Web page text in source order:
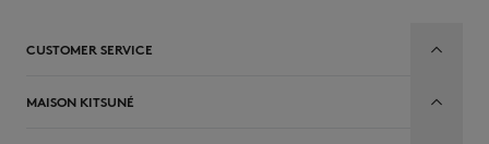
CUSTOMER SERVICE
MAISON KITSUNÉ